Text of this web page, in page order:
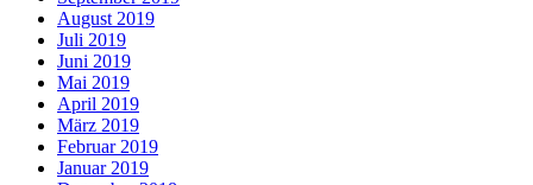
August 2019
Juli 2019
Juni 2019
Mai 2019
April 2019
März 2019
Februar 2019
Januar 2019